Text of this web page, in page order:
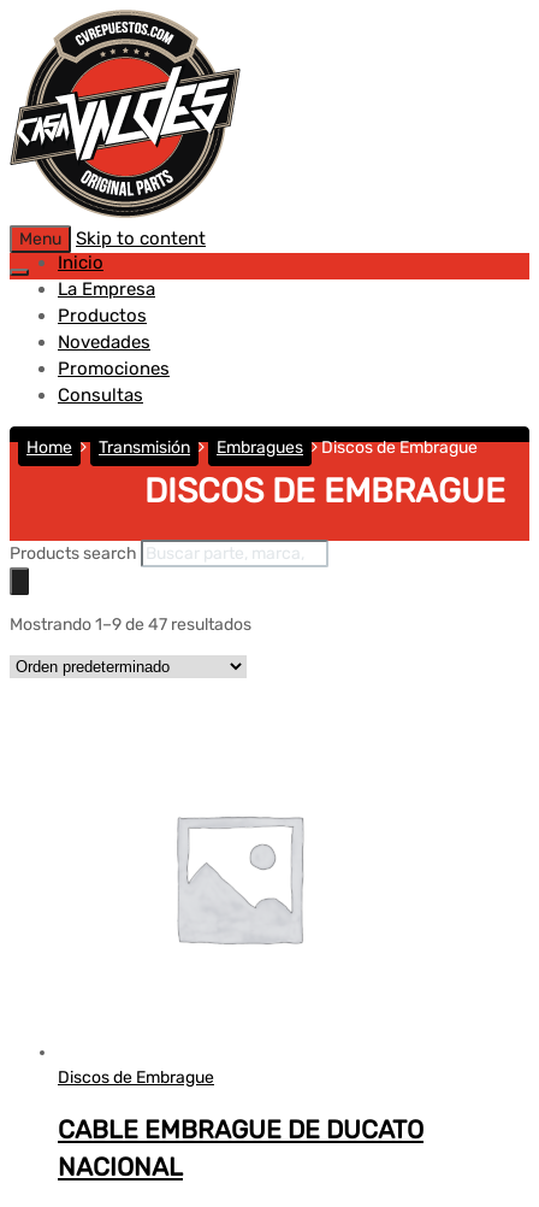
Menu
Skip to content
Inicio
La Empresa
Productos
Novedades
Promociones
Consultas
Home Transmisión Embragues Discos de Embrague
DISCOS DE EMBRAGUE
Products search
Mostrando 1–9 de 47 resultados
Discos de Embrague
CABLE EMBRAGUE DE DUCATO
NACIONAL